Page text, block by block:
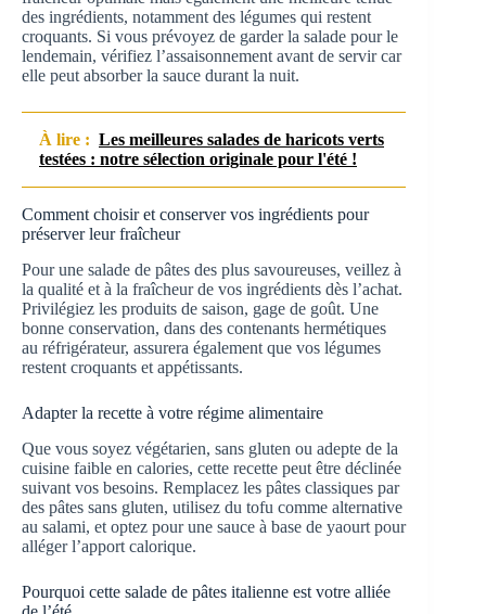
des ingrédients, notamment des légumes qui restent
croquants. Si vous prévoyez de garder la salade pour le
lendemain, vérifiez l’assaisonnement avant de servir car
elle peut absorber la sauce durant la nuit.
À lire : Les meilleures salades de haricots verts
testées : notre sélection originale pour l'été !
Comment choisir et conserver vos ingrédients pour
préserver leur fraîcheur
Pour une salade de pâtes des plus savoureuses, veillez à
la qualité et à la fraîcheur de vos ingrédients dès l’achat.
Privilégiez les produits de saison, gage de goût. Une
bonne conservation, dans des contenants hermétiques
au réfrigérateur, assurera également que vos légumes
restent croquants et appétissants.
Adapter la recette à votre régime alimentaire
Que vous soyez végétarien, sans gluten ou adepte de la
cuisine faible en calories, cette recette peut être déclinée
suivant vos besoins. Remplacez les pâtes classiques par
des pâtes sans gluten, utilisez du tofu comme alternative
au salami, et optez pour une sauce à base de yaourt pour
alléger l’apport calorique.
Pourquoi cette salade de pâtes italienne est votre alliée